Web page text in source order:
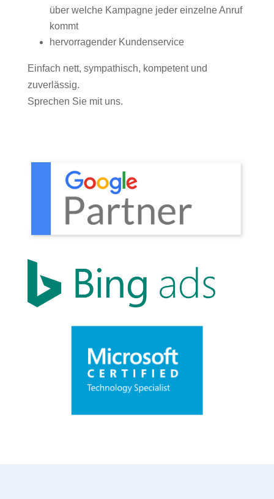
über welche Kampagne jeder einzelne Anruf
kommt
hervorragender Kundenservice
Einfach nett, sympathisch, kompetent und
zuverlässig.
Sprechen Sie mit uns.